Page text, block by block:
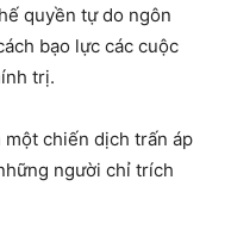
quyền tự do ngôn
bạo lực các cuộc
trị.
chiến dịch trấn áp
người chỉ trích